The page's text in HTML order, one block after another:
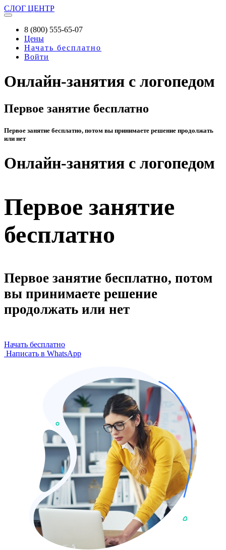
СЛОГ ЦЕНТР
8 (800) 555-65-07
Цены
Начать бесплатно
Войти
Онлайн-занятия с логопедом
Первое занятие бесплатно
Первое занятие бесплатно, потом вы принимаете решение продолжать
или нет
Онлайн-занятия с логопедом
Первое занятие
бесплатно
Первое занятие бесплатно, потом
вы принимаете решение
продолжать или нет
Начать бесплатно
Написать в WhatsApp